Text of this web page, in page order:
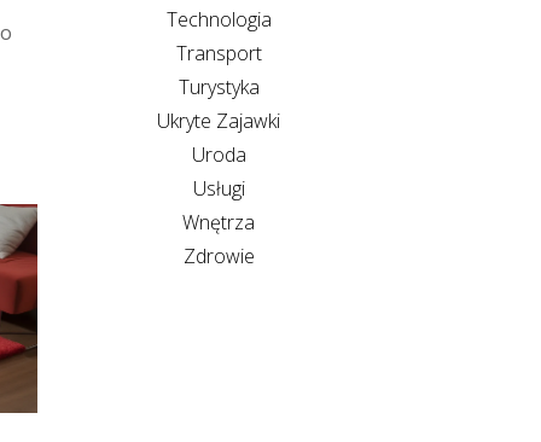
Technologia
Transport
Turystyka
Ukryte Zajawki
Uroda
Usługi
Wnętrza
Zdrowie